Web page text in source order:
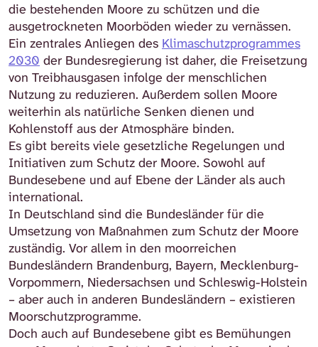
die bestehenden Moore zu schützen und die
ausgetrockneten Moorböden wieder zu vernässen.
Ein zentrales Anliegen des Klimaschutzprogrammes
2030 der Bundesregierung ist daher, die Freisetzung
von Treibhausgasen infolge der menschlichen
Nutzung zu reduzieren. Außerdem sollen Moore
weiterhin als natürliche Senken dienen und
Kohlenstoff aus der Atmosphäre binden.
Es gibt bereits viele gesetzliche Regelungen und
Initiativen zum Schutz der Moore. Sowohl auf
Bundesebene und auf Ebene der Länder als auch
international.
In Deutschland sind die Bundesländer für die
Umsetzung von Maßnahmen zum Schutz der Moore
zuständig. Vor allem in den moorreichen
Bundesländern Brandenburg, Bayern, Mecklenburg-
Vorpommern, Niedersachsen und Schleswig-Holstein
– aber auch in anderen Bundesländern – existieren
Moorschutzprogramme.
Doch auch auf Bundesebene gibt es Bemühungen